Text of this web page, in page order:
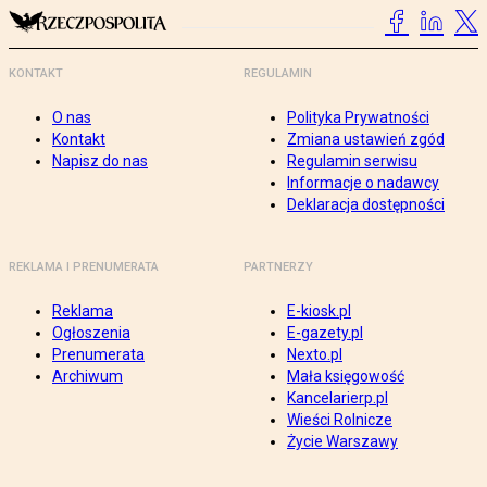
KONTAKT
O nas
Kontakt
Napisz do nas
REGULAMIN
Polityka Prywatności
Zmiana ustawień zgód
Regulamin serwisu
Informacje o nadawcy
Deklaracja dostępności
REKLAMA I PRENUMERATA
Reklama
Ogłoszenia
Prenumerata
Archiwum
PARTNERZY
E-kiosk.pl
E-gazety.pl
Nexto.pl
Mała księgowość
Kancelarierp.pl
Wieści Rolnicze
Życie Warszawy